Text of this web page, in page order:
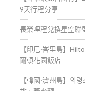
9天行程分享
長榮哩程兌換星空聯
【印尼·峇里島】
爾頓花園飯店
【韓國·濟州島】의